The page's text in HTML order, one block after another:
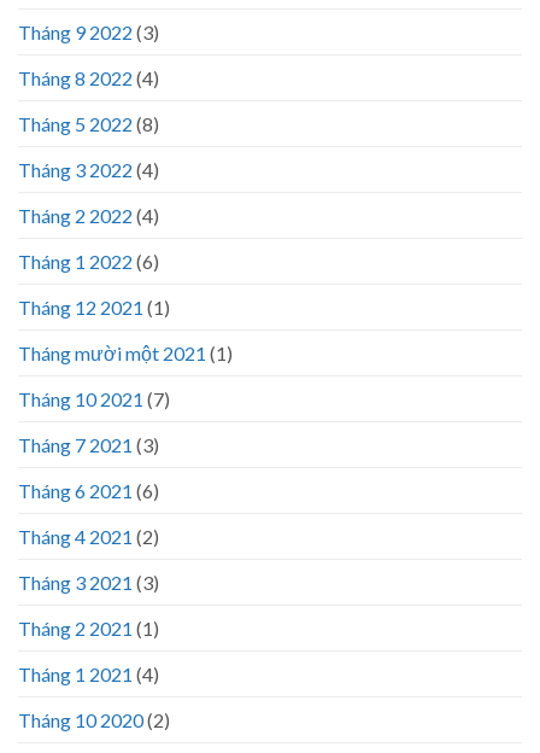
Tháng 9 2022 (3)
Tháng 8 2022 (4)
Tháng 5 2022 (8)
Tháng 3 2022 (4)
Tháng 2 2022 (4)
Tháng 1 2022 (6)
Tháng 12 2021 (1)
Tháng mười một 2021 (1)
Tháng 10 2021 (7)
Tháng 7 2021 (3)
Tháng 6 2021 (6)
Tháng 4 2021 (2)
Tháng 3 2021 (3)
Tháng 2 2021 (1)
Tháng 1 2021 (4)
Tháng 10 2020(2)